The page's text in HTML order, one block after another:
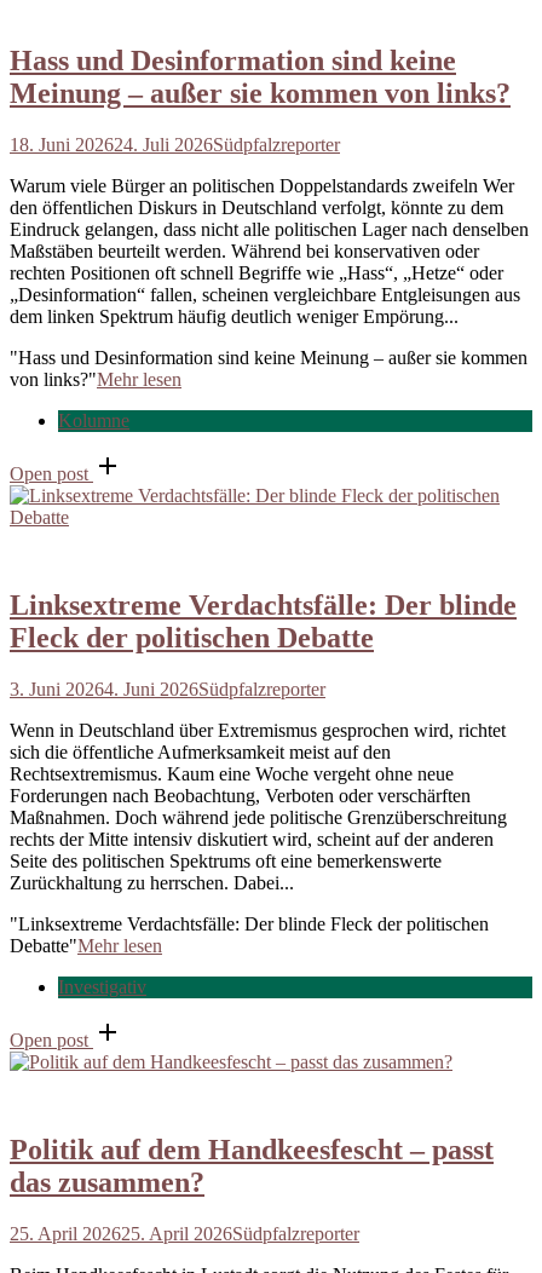
Hass und Desinformation sind keine
Meinung – außer sie kommen von links?
18. Juni 202624. Juli 2026Südpfalzreporter
Warum viele Bürger an politischen Doppelstandards zweifeln Wer
den öffentlichen Diskurs in Deutschland verfolgt, könnte zu dem
Eindruck gelangen, dass nicht alle politischen Lager nach denselben
Maßstäben beurteilt werden. Während bei konservativen oder
rechten Positionen oft schnell Begriffe wie „Hass“, „Hetze“ oder
„Desinformation“ fallen, scheinen vergleichbare Entgleisungen aus
dem linken Spektrum häufig deutlich weniger Empörung...
"Hass und Desinformation sind keine Meinung – außer sie kommen
von links?"Mehr lesen
Kolumne
Open post
Linksextreme Verdachtsfälle: Der blinde
Fleck der politischen Debatte
3. Juni 20264. Juni 2026Südpfalzreporter
Wenn in Deutschland über Extremismus gesprochen wird, richtet
sich die öffentliche Aufmerksamkeit meist auf den
Rechtsextremismus. Kaum eine Woche vergeht ohne neue
Forderungen nach Beobachtung, Verboten oder verschärften
Maßnahmen. Doch während jede politische Grenzüberschreitung
rechts der Mitte intensiv diskutiert wird, scheint auf der anderen
Seite des politischen Spektrums oft eine bemerkenswerte
Zurückhaltung zu herrschen. Dabei...
"Linksextreme Verdachtsfälle: Der blinde Fleck der politischen
Debatte"Mehr lesen
Investigativ
Open post
Politik auf dem Handkeesfescht – passt
das zusammen?
25. April 202625. April 2026Südpfalzreporter